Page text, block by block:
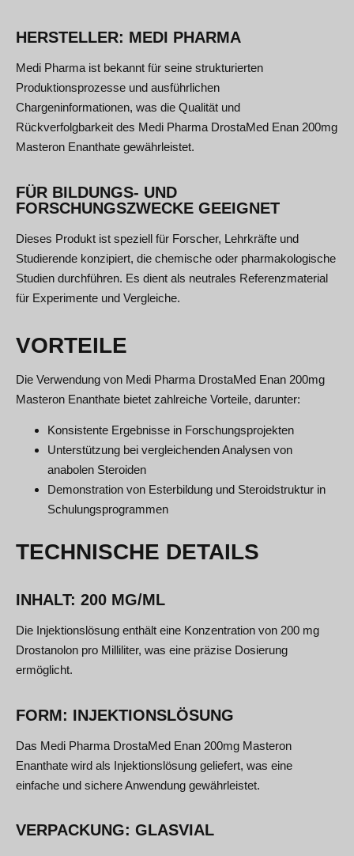
HERSTELLER: MEDI PHARMA
Medi Pharma ist bekannt für seine strukturierten
Produktionsprozesse und ausführlichen
Chargeninformationen, was die Qualität und
Rückverfolgbarkeit des Medi Pharma DrostaMed Enan 200mg
Masteron Enanthate gewährleistet.
FÜR BILDUNGS- UND
FORSCHUNGSZWECKE GEEIGNET
Dieses Produkt ist speziell für Forscher, Lehrkräfte und
Studierende konzipiert, die chemische oder pharmakologische
Studien durchführen. Es dient als neutrales Referenzmaterial
für Experimente und Vergleiche.
VORTEILE
Die Verwendung von Medi Pharma DrostaMed Enan 200mg
Masteron Enanthate bietet zahlreiche Vorteile, darunter:
Konsistente Ergebnisse in Forschungsprojekten
Unterstützung bei vergleichenden Analysen von
anabolen Steroiden
Demonstration von Esterbildung und Steroidstruktur in
Schulungsprogrammen
TECHNISCHE DETAILS
INHALT: 200 MG/ML
Die Injektionslösung enthält eine Konzentration von 200 mg
Drostanolon pro Milliliter, was eine präzise Dosierung
ermöglicht.
FORM: INJEKTIONSLÖSUNG
Das Medi Pharma DrostaMed Enan 200mg Masteron
Enanthate wird als Injektionslösung geliefert, was eine
einfache und sichere Anwendung gewährleistet.
VERPACKUNG: GLASVIAL